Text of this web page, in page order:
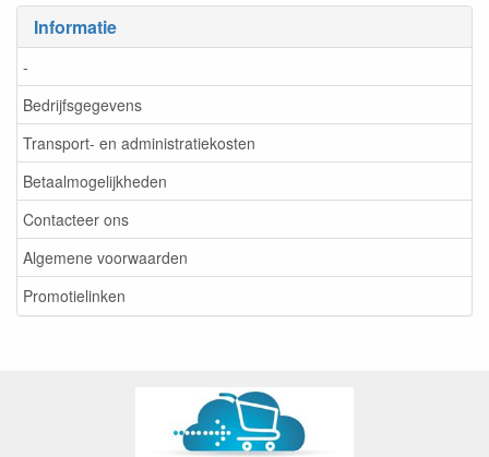
Informatie
-
Bedrijfsgegevens
Transport- en administratiekosten
Betaalmogelijkheden
Contacteer ons
Algemene voorwaarden
Promotielinken